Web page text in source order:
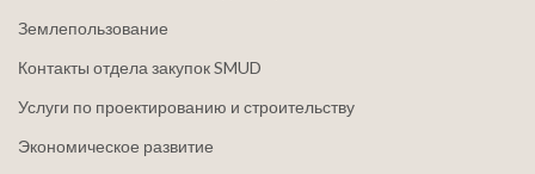
Землепользование
Контакты отдела закупок SMUD
Услуги по проектированию и строительству
Экономическое развитие